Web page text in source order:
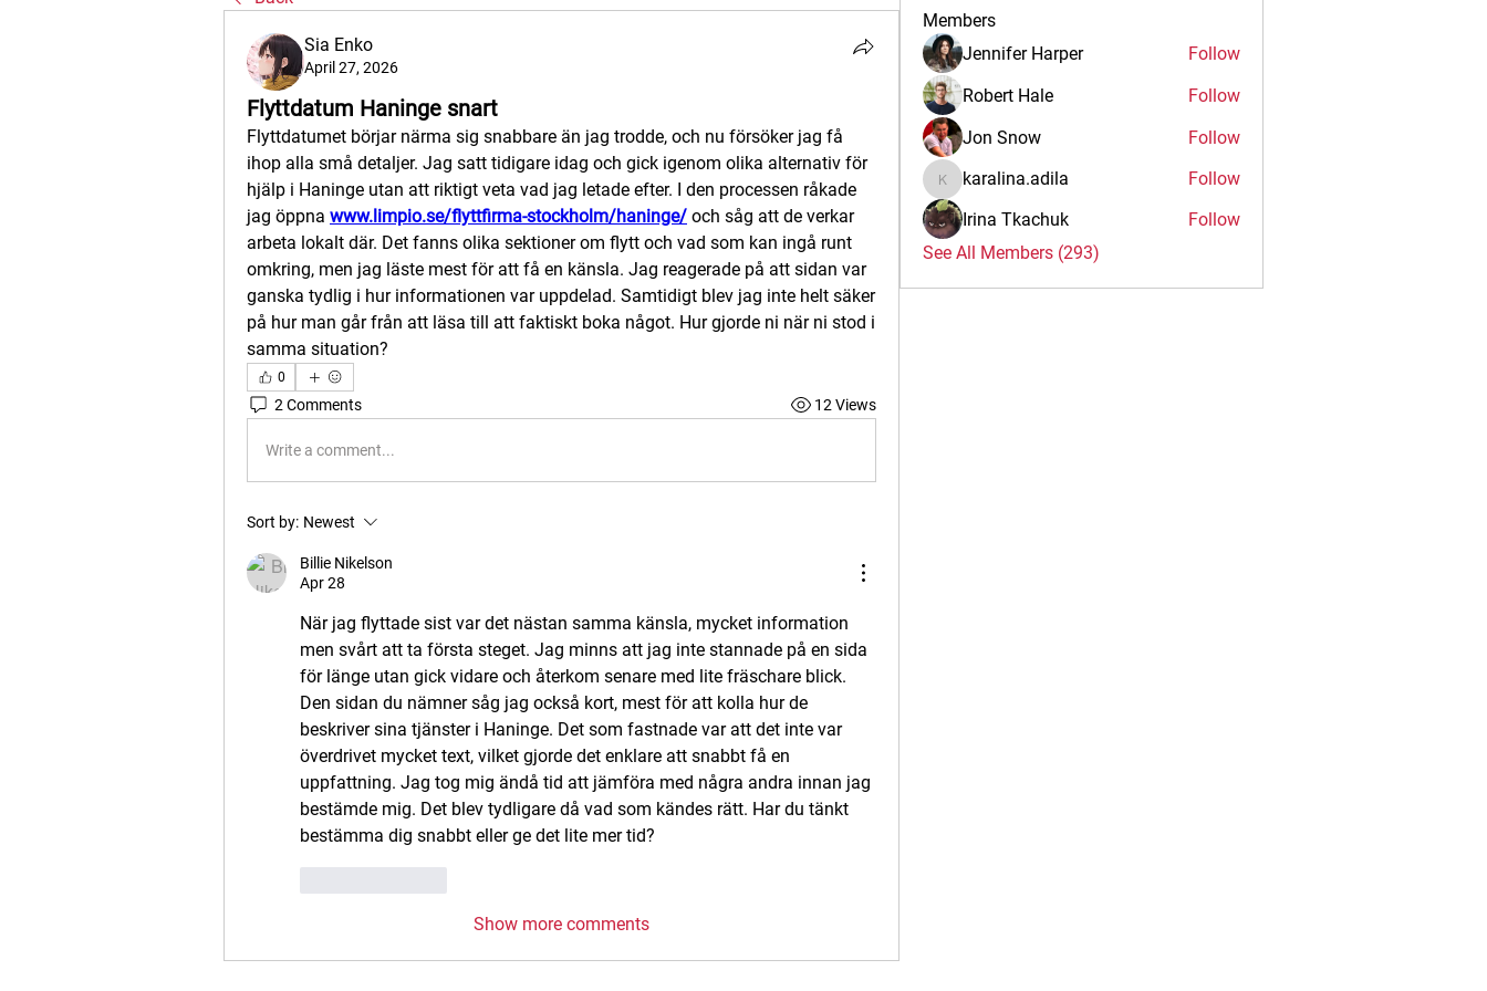
Sia Enko
April 27, 2026
Flyttdatum Haninge snart
Flyttdatumet börjar närma sig snabbare än jag trodde, och nu försöker jag få
ihop alla små detaljer. Jag satt tidigare idag och gick igenom olika alternativ för
hjälp i Haninge utan att riktigt veta vad jag letade efter. I den processen råkade
jag öppna www.limpio.se/flyttfirma-stockholm/haninge/ och såg att de verkar
arbeta lokalt där. Det fanns olika sektioner om flytt och vad som kan ingå runt
omkring, men jag läste mest för att få en känsla. Jag reagerade på att sidan var
ganska tydlig i hur informationen var uppdelad. Samtidigt blev jag inte helt säker
på hur man går från att läsa till att faktiskt boka något. Hur gjorde ni när ni stod i
samma situation?
0
2 Comments 12 Views
Write a comment...
Sort by: Newest
Billie Nikelson
Apr 28
När jag flyttade sist var det nästan samma känsla, mycket information
men svårt att ta första steget. Jag minns att jag inte stannade på en sida
för länge utan gick vidare och återkom senare med lite fräschare blick.
Den sidan du nämner såg jag också kort, mest för att kolla hur de
beskriver sina tjänster i Haninge. Det som fastnade var att det inte var
överdrivet mycket text, vilket gjorde det enklare att snabbt få en
uppfattning. Jag tog mig ändå tid att jämföra med några andra innan jag
bestämde mig. Det blev tydligare då vad som kändes rätt. Har du tänkt
bestämma dig snabbt eller ge det lite mer tid?
Show more comments
Members
Jennifer Harper
Follow
Robert Hale
Follow
Jon Snow
Follow
karalina.adila
karalina.adila
Follow
Irina Tkachuk
Follow
See All Members (293)